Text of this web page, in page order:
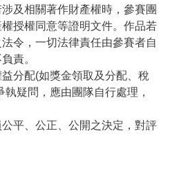
及相關著作財產權時，參賽團
授權同意等證明文件。作品若
令，一切法律責任由參賽者自
責。
分配(如獎金領取及分配、稅
疑問，應由團隊自行處理，
平、公正、公開之決定，對評